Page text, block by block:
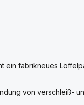
ein fabrikneues
von verschleiß-